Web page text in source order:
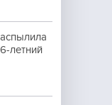
летний